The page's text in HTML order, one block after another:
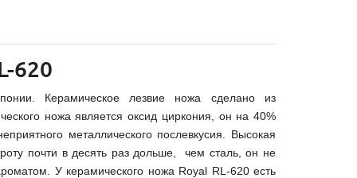
620
Керамическое лезвие ножа сделано из
ножа является оксид циркония, он на 40%
металлического послевкусия. Высокая
почти в десять раз дольше, чем сталь, он не
У керамического ножа Royal RL-620 есть